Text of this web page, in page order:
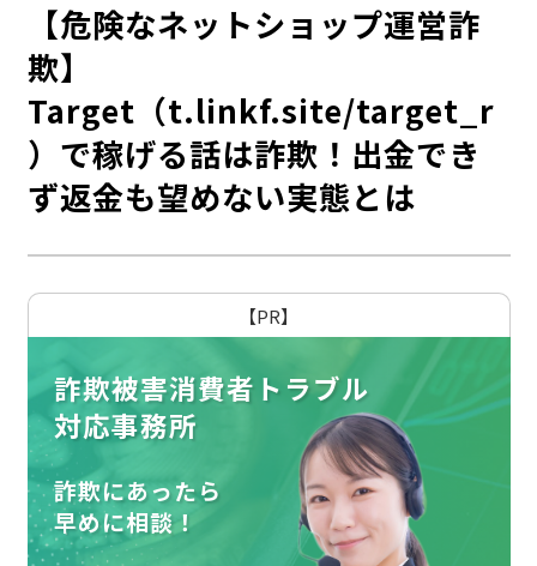
【危険なネットショップ運営詐
欺】
Target（t.linkf.site/target_r
）で稼げる話は詐欺！出金でき
ず返金も望めない実態とは
【PR】
詐欺被害消費者トラブル
対応事務所
詐欺にあったら
早めに相談！